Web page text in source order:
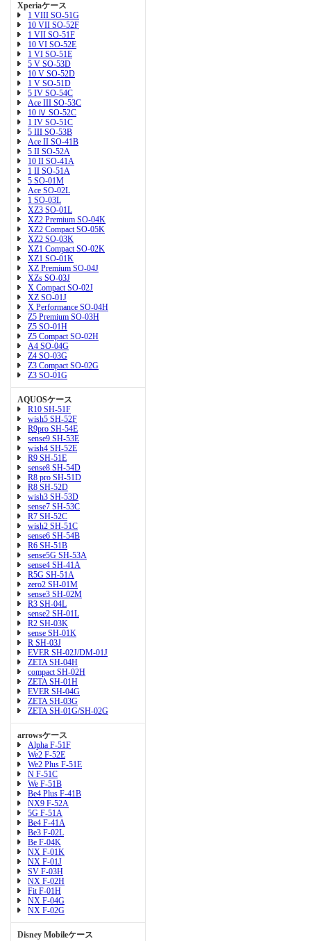
Xperiaケース
1 VIII SO-51G
10 VII SO-52F
1 VII SO-51F
10 VI SO-52E
1 VI SO-51E
5 V SO-53D
10 V SO-52D
1 V SO-51D
5 IV SO-54C
Ace III SO-53C
10 Ⅳ SO-52C
1 IV SO-51C
5 III SO-53B
Ace II SO-41B
5 II SO-52A
10 II SO-41A
1 II SO-51A
5 SO-01M
Ace SO-02L
1 SO-03L
XZ3 SO-01L
XZ2 Premium SO-04K
XZ2 Compact SO-05K
XZ2 SO-03K
XZ1 Compact SO-02K
XZ1 SO-01K
XZ Premium SO-04J
XZs SO-03J
X Compact SO-02J
XZ SO-01J
X Performance SO-04H
Z5 Premium SO-03H
Z5 SO-01H
Z5 Compact SO-02H
A4 SO-04G
Z4 SO-03G
Z3 Compact SO-02G
Z3 SO-01G
AQUOSケース
R10 SH-51F
wish5 SH-52F
R9pro SH-54E
sense9 SH-53E
wish4 SH-52E
R9 SH-51E
sense8 SH-54D
R8 pro SH-51D
R8 SH-52D
wish3 SH-53D
sense7 SH-53C
R7 SH-52C
wish2 SH-51C
sense6 SH-54B
R6 SH-51B
sense5G SH-53A
sense4 SH-41A
R5G SH-51A
zero2 SH-01M
sense3 SH-02M
R3 SH-04L
sense2 SH-01L
R2 SH-03K
sense SH-01K
R SH-03J
EVER SH-02J/DM-01J
ZETA SH-04H
compact SH-02H
ZETA SH-01H
EVER SH-04G
ZETA SH-03G
ZETA SH-01G/SH-02G
arrowsケース
Alpha F-51F
We2 F-52E
We2 Plus F-51E
N F-51C
We F-51B
Be4 Plus F-41B
NX9 F-52A
5G F-51A
Be4 F-41A
Be3 F-02L
Be F-04K
NX F-01K
NX F-01J
SV F-03H
NX F-02H
Fit F-01H
NX F-04G
NX F-02G
Disney Mobileケース